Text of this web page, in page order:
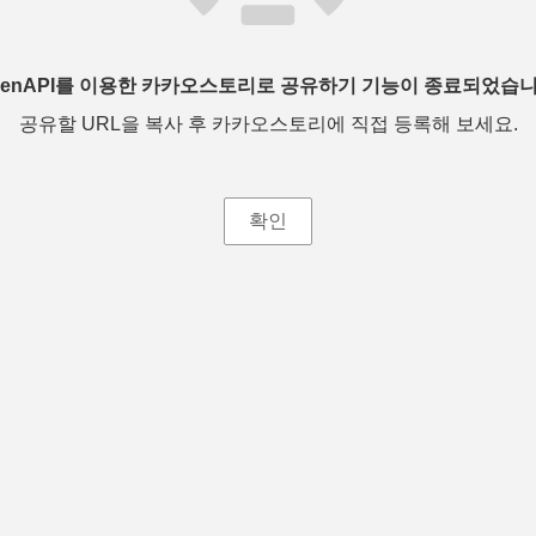
를 이용한 카카오스토리로 공유하기 기능이 종료되었습
공유할 URL을 복사 후 카카오스토리에 직접 등록해 보세요.
확인